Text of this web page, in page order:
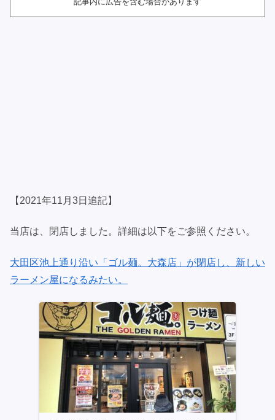
【2021年11月3日追記】
当店は、閉店しました。詳細は以下をご参照ください。
大田区池上通り沿い「ゴル麺。大森店」が閉店し、新しい
ラーメン屋になるみたい。